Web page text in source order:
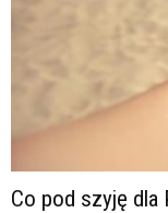
Co pod szyję dla